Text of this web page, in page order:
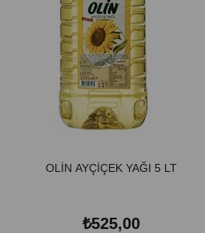
OLİN AYÇİÇEK YAĞI 5 LT
₺525,00